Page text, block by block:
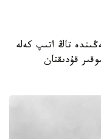
تاڭ اتىپ كەلە
قۇدىقتان